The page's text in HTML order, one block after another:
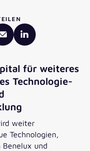
für weiteres
Technologie-
weiter
Technologien,
und